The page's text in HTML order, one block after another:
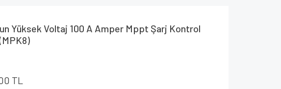
Yüksek Voltaj 100 A Amper Mppt Şarj Kontrol
TL